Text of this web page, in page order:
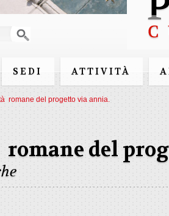
SEDI ATTIVITÀ
romane del progetto via annia.
romane del